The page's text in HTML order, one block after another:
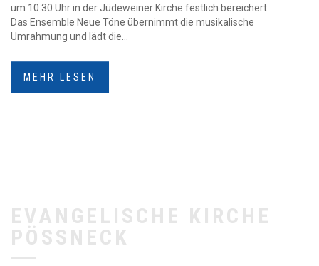
um 10.30 Uhr in der Jüdeweiner Kirche festlich bereichert:
Das Ensemble Neue Töne übernimmt die musikalische
Umrahmung und lädt die...
MEHR LESEN
EVANGELISCHE KIRCHE
PÖSSNECK